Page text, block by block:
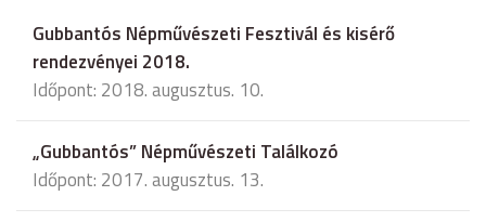
Gubbantós Népművészeti Fesztivál és kisérő
rendezvényei 2018.
Időpont: 2018. augusztus. 10.
„Gubbantós” Népművészeti Találkozó
Időpont: 2017. augusztus. 13.